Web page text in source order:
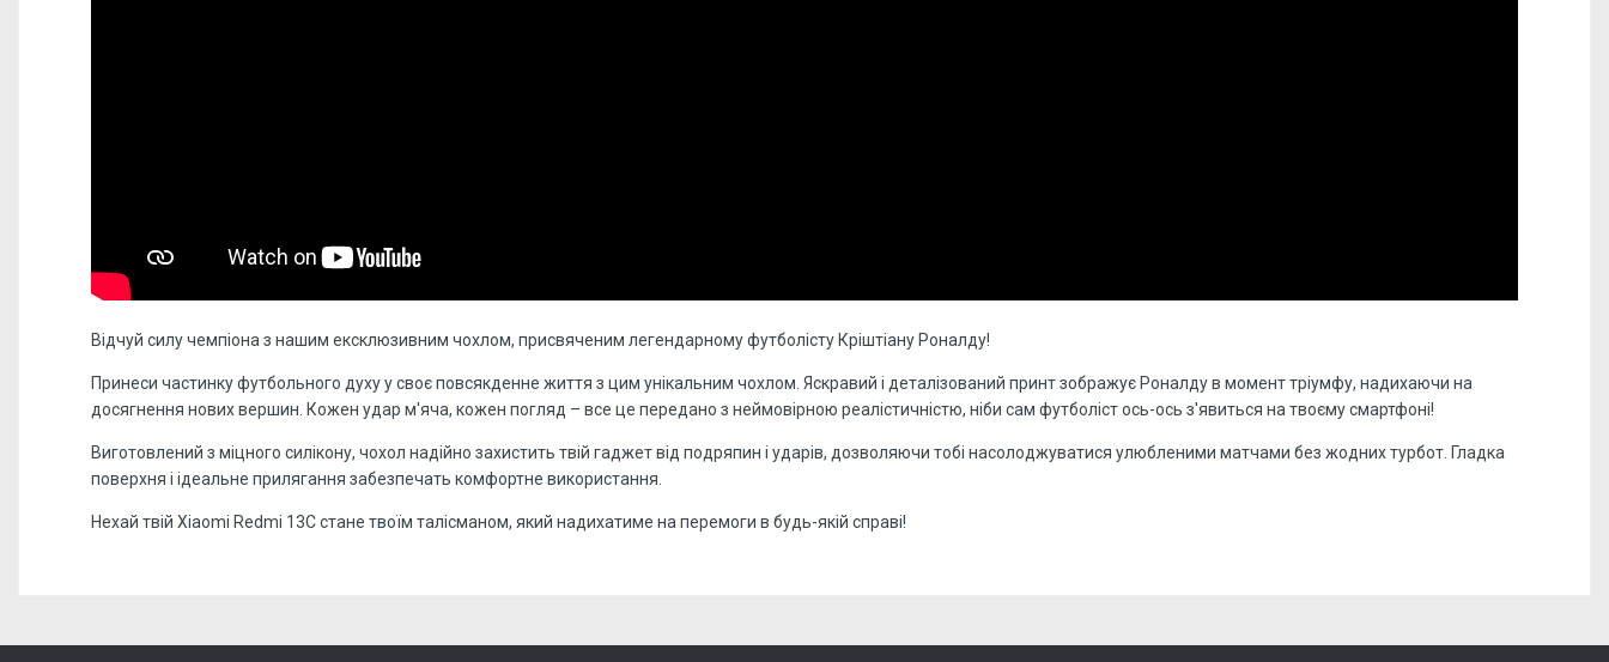
Відчуй силу чемпіона з нашим ексклюзивним чохлом, присвяченим легендарному футболісту Кріштіану Роналду!
Принеси частинку футбольного духу у своє повсякденне життя з цим унікальним чохлом. Яскравий і деталізований принт зображує Роналду в момент тріумфу, надихаючи на
досягнення нових вершин. Кожен удар м'яча, кожен погляд – все це передано з неймовірною реалістичністю, ніби сам футболіст ось-ось з'явиться на твоєму смартфоні!
Виготовлений з міцного силікону, чохол надійно захистить твій гаджет від подряпин і ударів, дозволяючи тобі насолоджуватися улюбленими матчами без жодних турбот. Гладка
поверхня і ідеальне прилягання забезпечать комфортне використання.
Нехай твій Xiaomi Redmi 13C стане твоїм талісманом, який надихатиме на перемоги в будь-якій справі!